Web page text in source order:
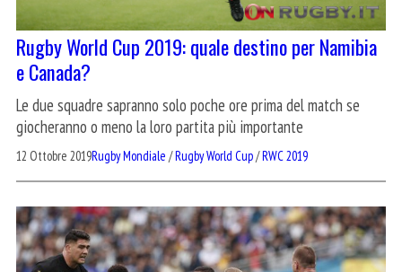
Rugby World Cup 2019: quale destino per Namibia
e Canada?
Le due squadre sapranno solo poche ore prima del match se
giocheranno o meno la loro partita più importante
12 Ottobre 2019Rugby Mondiale /Rugby World Cup/RWC 2019